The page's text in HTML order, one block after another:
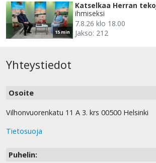
15 min
Katselkaa Herran
ihmiseksi
7.8.26 klo 18.00
Jakso: 212
Yhteystiedot
Osoite
Vilhonvuorenkatu 11 A 3. krs 00500 Helsinki
Tietosuoja
Puhelin: